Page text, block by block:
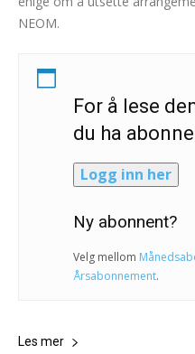
NEOM.
For å lese
du ha
Logg inn her
Ny abonnent?
Velg mellom
Årsabonnement.
Les mer